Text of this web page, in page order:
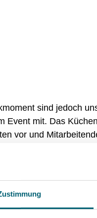
sind jedoch
Event mit. Das
vor und
und Human
Stimmung und den
besonderem. Man
Und das schafft